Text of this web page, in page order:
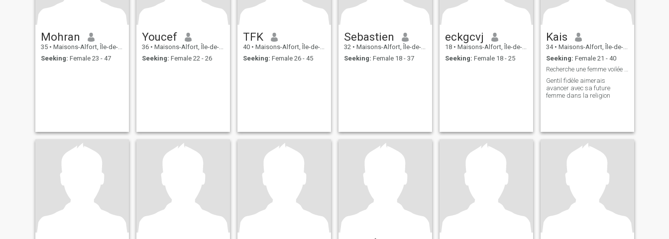
Mohran
35 • Maisons-Alfort, Île-de-France, France
Seeking: Female 23 - 47
Youcef
36 • Maisons-Alfort, Île-de-France, France
Seeking: Female 22 - 26
TFK
40 • Maisons-Alfort, Île-de-France, France
Seeking: Female 26 - 45
Sebastien
32 • Maisons-Alfort, Île-de-France, France
Seeking: Female 18 - 37
eckgcvj
18 • Maisons-Alfort, Île-de-France, France
Seeking: Female 18 - 25
Kais
34 • Maisons-Alfort, Île-de-France, France
Seeking: Female 21 - 40
Recherche une femme voilée de préférence
Gentil fidèle aimerais
avancer avec sa future
femme dans la religion